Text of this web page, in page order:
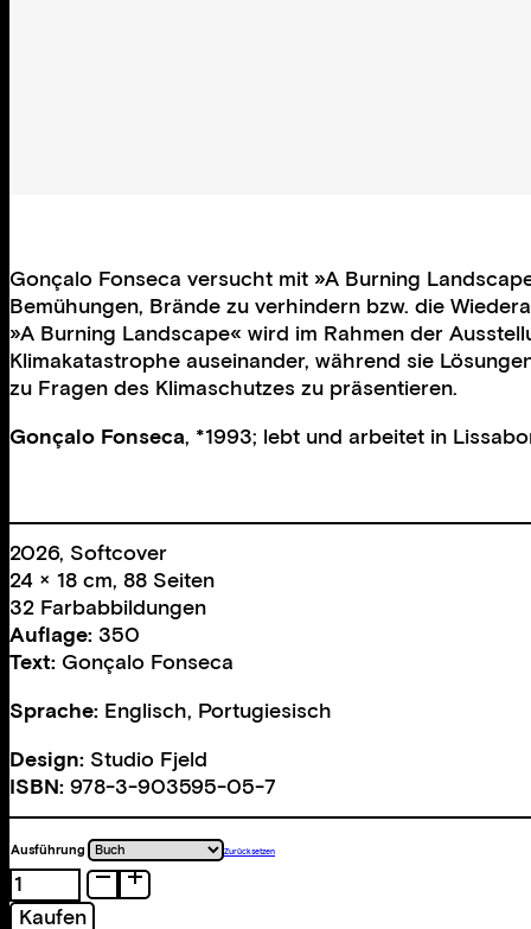
Gonçalo Fonseca versucht mit »A Burning
Bemühungen, Brände zu verhindern bzw. die
»A Burning Landscape« wird im Rahmen der
Klimakatastrophe auseinander, während sie
zu Fragen des Klimaschutzes zu präsentieren.
Gonçalo Fonseca, *1993; lebt und arbeitet in
2026, Softcover
24 × 18 cm, 88 Seiten
32 Farbabbildungen
Auflage: 350
Text: Gonçalo Fonseca
Sprache: Englisch, Portugiesisch
Design: Studio Fjeld
ISBN: 978-3-903595-05-7
Ausführung Zurücksetzen
A
Burning
Kaufen